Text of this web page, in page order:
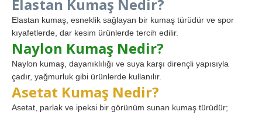
Elastan Kumaş Nedir?
Elastan kumaş, esneklik sağlayan bir kumaş türüdür ve spor
kıyafetlerde, dar kesim ürünlerde tercih edilir.
Naylon Kumaş Nedir?
Naylon kumaş, dayanıklılığı ve suya karşı dirençli yapısıyla
çadır, yağmurluk gibi ürünlerde kullanılır.
Asetat Kumaş Nedir?
Asetat, parlak ve ipeksi bir görünüm sunan kumaş türüdür;